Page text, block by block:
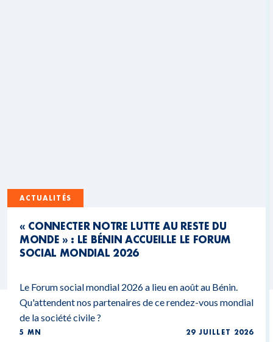
ACTUALITÉS
« CONNECTER NOTRE LUTTE AU RESTE DU
MONDE » : LE BÉNIN ACCUEILLE LE FORUM
SOCIAL MONDIAL 2026
Le Forum social mondial 2026 a lieu en août au Bénin.
Qu'attendent nos partenaires de ce rendez-vous mondial
de la société civile ?
5 MN 29 JUILLET 2026